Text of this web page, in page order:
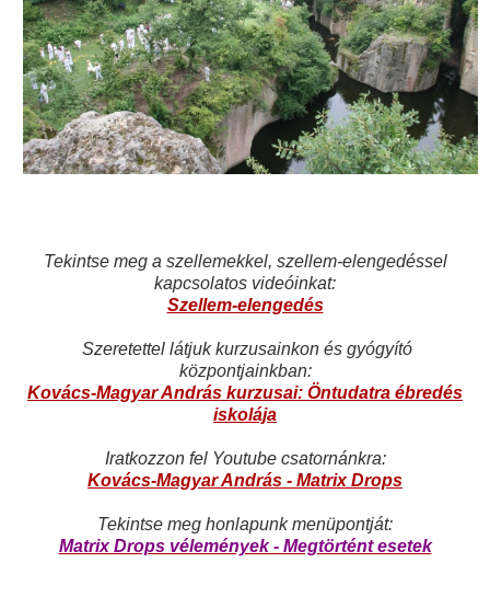
Tekintse meg a szellemekkel, szellem-elengedéssel
kapcsolatos videóinkat:
Szellem-elengedés
Szeretettel látjuk kurzusainkon és gyógyító
központjainkban:
Kovács-Magyar András kurzusai: Öntudatra ébredés
iskolája
Iratkozzon fel Youtube csatornánkra:
Kovács-Magyar András - Matrix Drops
Tekintse meg honlapunk menüpontját:
Matrix Drops vélemények - Megtörtént esetek